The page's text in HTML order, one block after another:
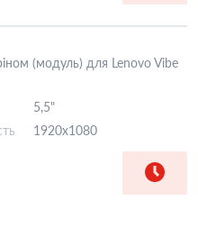
(модуль) для Lenovo Vibe
5,5"
1920x1080